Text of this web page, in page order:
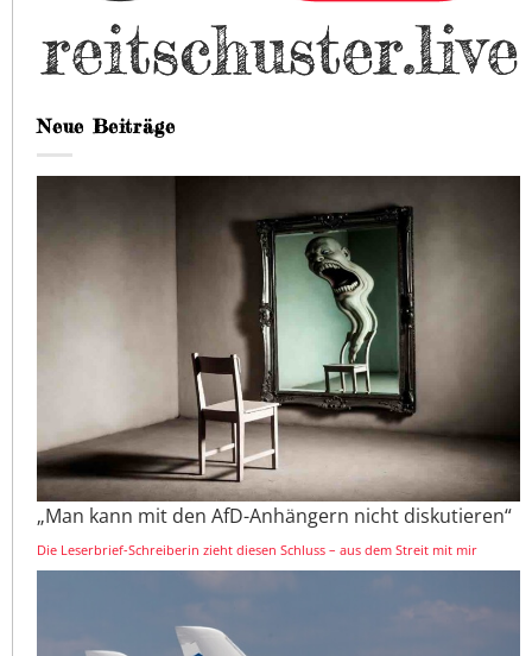
Neue Beiträge
„Man kann mit den AfD-Anhängern nicht diskutieren“
Die Leserbrief-Schreiberin zieht diesen Schluss – aus dem Streit mit mir